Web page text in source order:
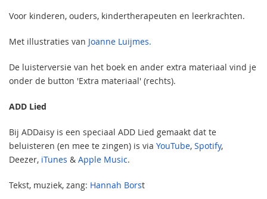
Voor kinderen, ouders, kindertherapeuten en leerkrachten.
Met illustraties van Joanne Luijmes.
De luisterversie van het boek en ander extra materiaal vind je
onder de button 'Extra materiaal' (rechts).
ADD Lied
Bij ADDaisy is een speciaal ADD Lied gemaakt dat te
beluisteren (en mee te zingen) is via YouTube, Spotify,
Deezer, iTunes & Apple Music.
Tekst, muziek, zang: Hannah Borst